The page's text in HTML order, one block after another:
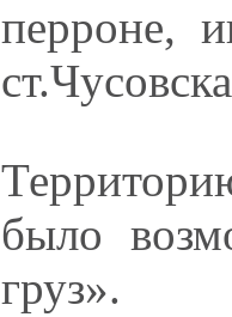
перроне,
было
груз».